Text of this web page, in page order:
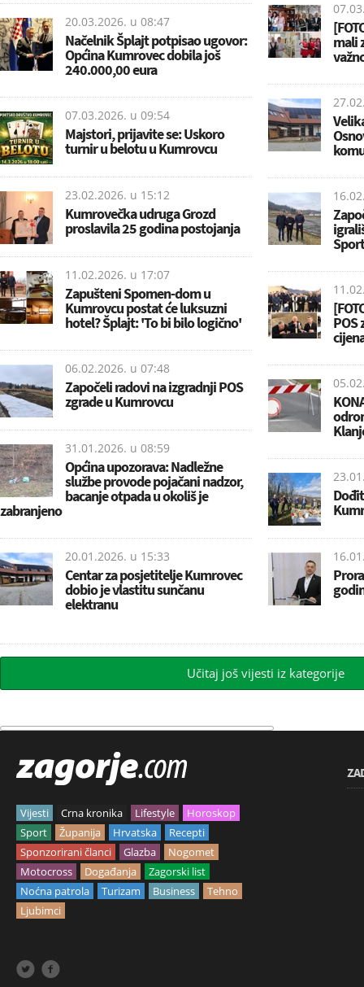
20.03.2026. u 08:47
Načelnik Šplajt potpisao ugovor:
Općina Kumrovec dobila još
240.000,00 eura
07.03.2026. u 09:54
Majstori, prijavite se: Uskoro
turnir u belotu u Kumrovcu
23.02.2026. u 15:12
Kumrovečka udruga Grozd
proslavila 25 godina postojanja
11.02.2026. u 17:07
Zapušteni Spomen-dom u
Kumrovcu postat će luksuzni
hotel? Šplajt: 'To bi bilo logično'
06.02.2026. u 07:48
Započeli radovi na izgradnji POS
zgrade u Kumrovcu
31.01.2026. u 08:59
Općina upozorava: Nadležne
službe provode pojačani nadzor,
bacanje otpada u okoliš je
zabranjeno
20.01.2026. u 15:33
Centar za posjetitelje Kumrovec
dobio je vlastitu sunčanu
elektranu
mali
POS
Učitaj još vijesti iz kategorije
Vijesti Crna kronika Lifestyle
Horoskop
Sport
Županija Hrvatska
Recepti
Sponzorirani članci
Glazba
Nogomet
Motocross
Događanja
Zagorski list
Noćna patrola
Turizam Business
Tehno
Ljubimci
 